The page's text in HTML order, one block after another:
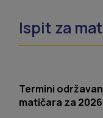
Ispit za
Termini
matičara za